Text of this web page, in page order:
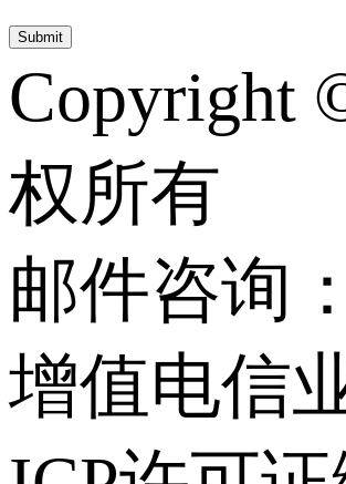
Copyright
权所有
邮件咨询：
增值电信